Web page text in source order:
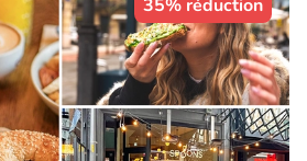
35% réduction